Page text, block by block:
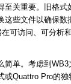
至关重要。旧格式
这些文件以确保数
可访问、可分析
简单。考虑到
或Quattro Pro的